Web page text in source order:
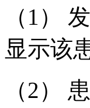
（1）
显示该
（2）